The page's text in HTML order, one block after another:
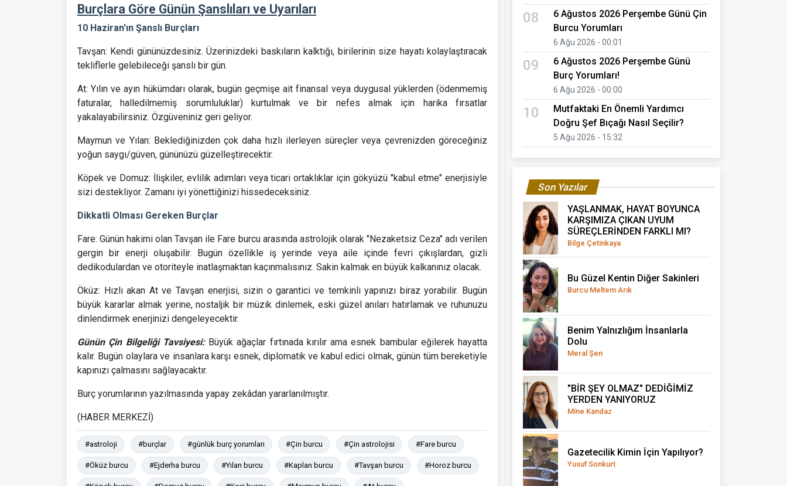
Burçlara Göre Günün Şanslıları ve Uyarıları
10 Haziran'ın Şanslı Burçları
Tavşan: Kendi gününüzdesiniz. Üzerinizdeki baskıların kalktığı, birilerinin size hayatı kolaylaştıracak
tekliflerle gelebileceği şanslı bir gün.
At: Yılın ve ayın hükümdarı olarak, bugün geçmişe ait finansal veya duygusal yüklerden (ödenmemiş
faturalar, halledilmemiş sorumluluklar) kurtulmak ve bir nefes almak için harika fırsatlar
yakalayabilirsiniz. Özgüveniniz geri geliyor.
Maymun ve Yılan: Beklediğinizden çok daha hızlı ilerleyen süreçler veya çevrenizden göreceğiniz
yoğun saygı/güven, gününüzü güzelleştirecektir.
Köpek ve Domuz: İlişkiler, evlilik adımları veya ticari ortaklıklar için gökyüzü "kabul etme" enerjisiyle
sizi destekliyor. Zamanı iyi yönettiğinizi hissedeceksiniz.
Dikkatli Olması Gereken Burçlar
Fare: Günün hakimi olan Tavşan ile Fare burcu arasında astrolojik olarak "Nezaketsiz Ceza" adı verilen
gergin bir enerji oluşabilir. Bugün özellikle iş yerinde veya aile içinde fevri çıkışlardan, gizli
dedikodulardan ve otoriteyle inatlaşmaktan kaçınmalısınız. Sakin kalmak en büyük kalkanınız olacak.
Öküz: Hızlı akan At ve Tavşan enerjisi, sizin o garantici ve temkinli yapınızı biraz yorabilir. Bugün
büyük kararlar almak yerine, nostaljik bir müzik dinlemek, eski güzel anıları hatırlamak ve ruhunuzu
dinlendirmek enerjinizi dengeleyecektir.
Günün Çin Bilgeliği Tavsiyesi:Büyük ağaçlar fırtınada kırılır ama esnek bambular eğilerek hayatta
kalır. Bugün olaylara ve insanlara karşı esnek, diplomatik ve kabul edici olmak, günün tüm bereketiyle
kapınızı çalmasını sağlayacaktır.
Burç yorumlarının yazılmasında yapay zekâdan yararlanılmıştır.
(HABER MERKEZİ)
#astroloji #burçlar #günlük burç yorumları #Çin burcu #Çin astrolojisi #Fare burcu
#Öküz burcu #Ejderha burcu #Yılan burcu #Kaplan burcu #Tavşan burcu #Horoz burcu
08
6 Ağustos 2026 Perşembe Günü Çin
Burcu Yorumları
6 Ağu 2026 - 00:01
09
6 Ağustos 2026 Perşembe Günü
Burç Yorumları!
6 Ağu 2026 - 00:00
10
Mutfaktaki En Önemli Yardımcı
Doğru Şef Bıçağı Nasıl Seçilir?
5 Ağu 2026 - 15:32
Son Yazılar
YAŞLANMAK, HAYAT BOYUNCA
KARŞIMIZA ÇIKAN UYUM
SÜREÇLERİNDEN FARKLI MI?
Bilge Çetinkaya
Bu Güzel Kentin Diğer Sakinleri
Burcu Meltem Arık
Benim Yalnızlığım İnsanlarla
Dolu
Meral Şen
"BİR ŞEY OLMAZ" DEDİĞİMİZ
YERDEN YANIYORUZ
Mine Kandaz
Gazetecilik Kimin İçin Yapılıyor?
Yusuf Sonkurt